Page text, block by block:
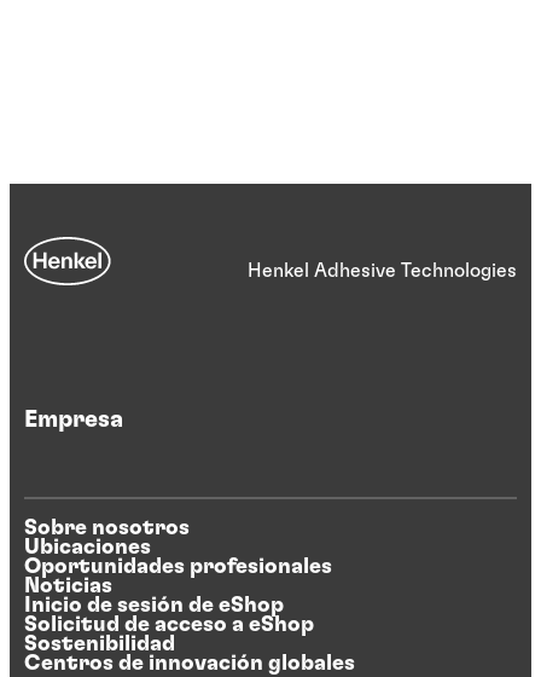
Henkel Adhesive Technologies
Empresa
Sobre nosotros
Ubicaciones
Oportunidades profesionales
Noticias
Inicio de sesión de eShop
Solicitud de acceso a eShop
Sostenibilidad
Centros de innovación globales